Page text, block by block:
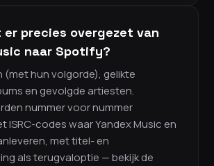
precies overgezet van
naar Spotify?
(met hun volgorde), gelikte
en gevolgde artiesten.
nummer voor nummer
ISRC-codes waar Yandex Music en
met titel- en
als terugvaloptie — bekijk de